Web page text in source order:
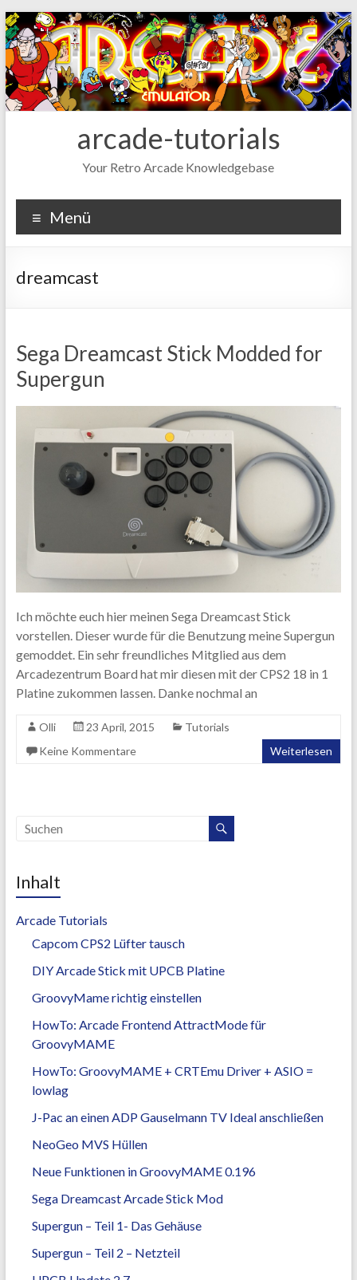
Zum
Inhalt
wechseln
arcade-tutorials
Your Retro Arcade Knowledgebase
Menü
dreamcast
Sega Dreamcast Stick Modded for
Supergun
Ich möchte euch hier meinen Sega Dreamcast Stick
vorstellen. Dieser wurde für die Benutzung meine Supergun
gemoddet. Ein sehr freundliches Mitglied aus dem
Arcadezentrum Board hat mir diesen mit der CPS2 18 in 1
Platine zukommen lassen. Danke nochmal an
Olli 23 April, 2015
Tutorials
Keine Kommentare
Weiterlesen
Inhalt
Arcade Tutorials
Capcom CPS2 Lüfter tausch
DIY Arcade Stick mit UPCB Platine
GroovyMame richtig einstellen
HowTo: Arcade Frontend AttractMode für
GroovyMAME
HowTo: GroovyMAME + CRTEmu Driver + ASIO =
lowlag
J-Pac an einen ADP Gauselmann TV Ideal anschließen
NeoGeo MVS Hüllen
Neue Funktionen in GroovyMAME 0.196
Sega Dreamcast Arcade Stick Mod
Supergun – Teil 1- Das Gehäuse
Supergun – Teil 2 – Netzteil